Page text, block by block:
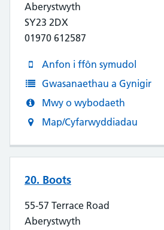
Aberystwyth
SY23 2DX
01970 612587
Anfon i ffôn symudol
Gwasanaethau a Gynigir
Mwy o wybodaeth
Map/Cyfarwyddiadau
20. Boots
55-57 Terrace Road
Aberystwyth